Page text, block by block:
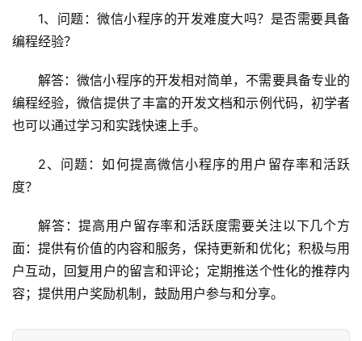
1、问题：微信小程序的开发难度大吗？是否需要具备
编程经验？
解答：微信小程序的开发相对简单，不需要具备专业的
编程经验，微信提供了丰富的开发文档和示例代码，初学者
也可以通过学习和实践快速上手。
2、问题：如何提高微信小程序的用户留存率和活跃
度？
解答：提高用户留存率和活跃度需要关注以下几个方
面：提供有价值的内容和服务，保持更新和优化；积极与用
户互动，回复用户的留言和评论；定期推送个性化的推荐内
容；提供用户奖励机制，鼓励用户参与和分享。